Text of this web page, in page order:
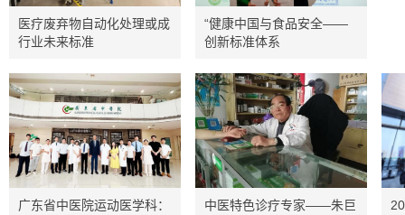
医疗废弃物自动化处理或成
行业未来标准
“健康中国与食品安全——
创新标准体系
广东省中医院运动医学科：
中医特色诊疗专家——朱巨